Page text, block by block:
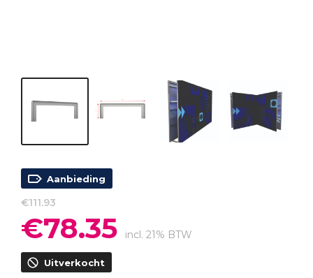
Aanbieding
€111.93
Oorspronkelijke
prijs
was:
€111.93.
€78.35prijs
incl. 21% BTW
Uitverkocht